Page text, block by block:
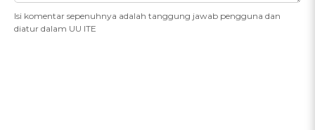
Isi komentar sepenuhnya adalah tanggung jawab pengguna dan
diatur dalam UU ITE